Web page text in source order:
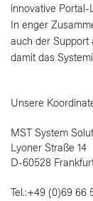
innovative Portal-
In enger
auch der Support
damit das
Unsere
MST System
Lyoner Straße 14
D-60528
Tel.:+49 (0)69 66